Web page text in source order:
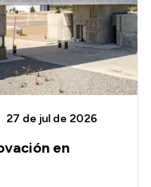
en
27 de jul de 2026